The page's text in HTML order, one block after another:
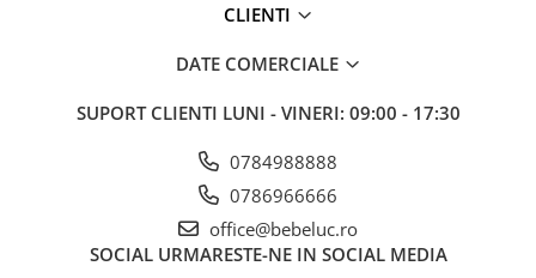
Papetarie
CLIENTI
DATE COMERCIALE
SUPORT CLIENTI LUNI - VINERI: 09:00 - 17:30
0784988888
0786966666
office@bebeluc.ro
SOCIAL URMARESTE-NE IN SOCIAL MEDIA